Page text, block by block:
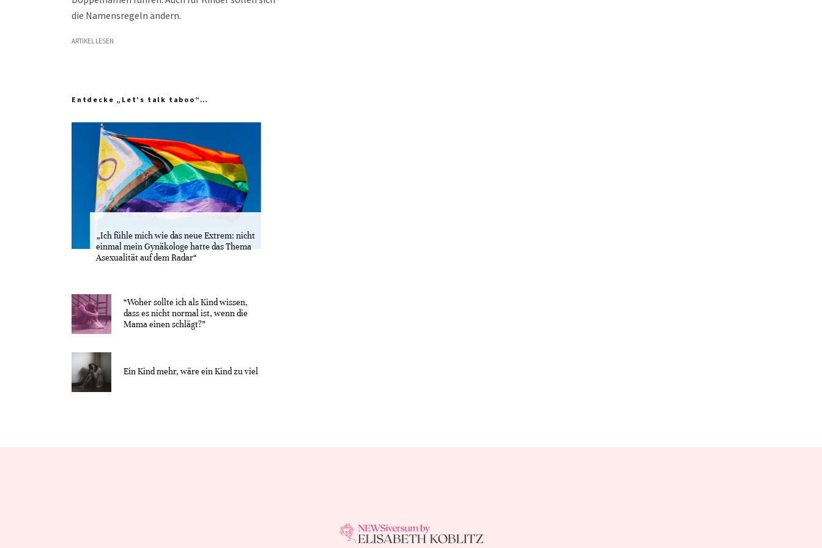
die Namensregeln ändern.
ARTIKEL LESEN
Entdecke „Let’s talk taboo“…
„Ich fühle mich wie das neue Extrem: nicht
einmal mein Gynäkologe hatte das Thema
Asexualität auf dem Radar“
“Woher sollte ich als Kind wissen,
dass es nicht normal ist, wenn die
Mama einen schlägt?”
Ein Kind mehr, wäre ein Kind zu viel